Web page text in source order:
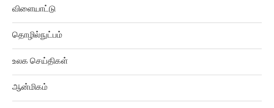
விளையாட்டு
தொழில்நுட்பம்
உலக செய்திகள்
ஆன்மிகம்